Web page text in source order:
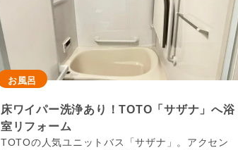
お風呂
床ワイパー洗浄あり！TOTO「サザナ」へ浴
室リフォーム
TOTOの人気ユニットバス「サザナ」。アクセン